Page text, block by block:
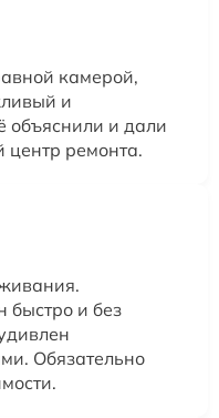
камерой,
и
объяснили и дали
ремонта.
быстро и без
Обязательно